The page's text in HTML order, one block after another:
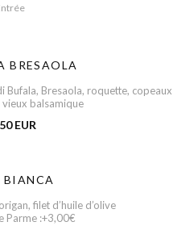
BRESAOLA
Bufala, Bresaola, roquette, copeaux
balsamique
EUR
BIANCA
filet d’huile d’olive
Parme :+3,00€